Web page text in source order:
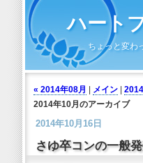
ハート
ちょっと変わ
« 2014年08月 メイン
2014年10月のアーカイブ
2014年10月16日
さゆ卒コンの一般